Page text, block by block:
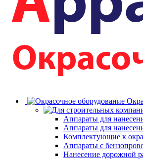
Аппараты для
Аппараты для
Комплектующие к
Аппараты с
Нанесение дорожной